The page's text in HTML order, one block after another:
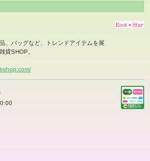
、バッグなど、トレンドアイテムを展
貨SHOP。